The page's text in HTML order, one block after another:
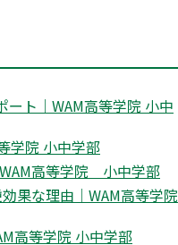
ート｜WAM高等学院 小中
学院 小中学部
WAM高等学院 小中学部
果な理由｜WAM高等学院
高等学院 小中学部